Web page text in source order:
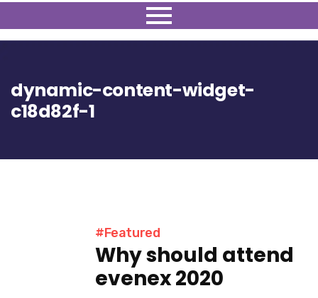
dynamic-content-widget-
c18d82f-1
#Featured
Why should attend
evenex 2020